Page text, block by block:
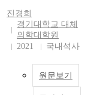
진경희
경기대학교 대체
의학대학원
2021
국내석사
원문보기